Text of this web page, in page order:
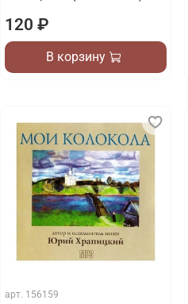
120 ₽
В корзину
арт. 156159